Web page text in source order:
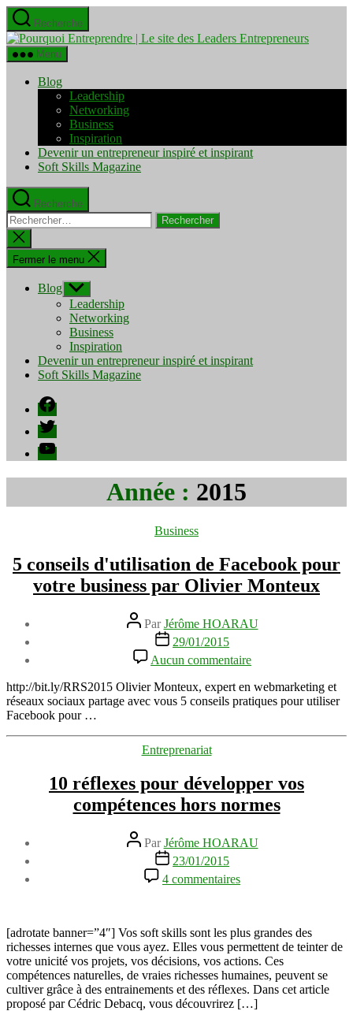
Aller
au
contenu
Recherche
Pourquoi
Menu
Blog
Leadership
Networking
Business
Inspiration
Devenir un entrepreneur inspiré et inspirant
Soft Skills Magazine
Recherche
Rechercher :
Fermer
la
recherche
Fermer le menu
Blog Afficher
le
sous-
menu
Leadership
Networking
Business
Inspiration
Devenir un entrepreneur inspiré et inspirant
Soft Skills Magazine
Facebook
Twitter
YouTube
Année : 2015
Catégories
Business
5 conseils d'utilisation de Facebook pour
votre business par Olivier Monteux
Auteur
de
l’article
ParJérôme HOARAU
Date
l’article
29/01/2015
Aucun commentaire
5
conseils
d'utilisation
de
pour
par
Olivier
Monteux
http://bit.ly/RRS2015 Olivier Monteux, expert en webmarketing et
réseaux sociaux partage avec vous 5 conseils pratiques pour utiliser
Facebook pour …
Catégories
Entreprenariat
10 réflexes pour développer vos
compétences hors normes
Auteur
de
l’article
ParJérôme HOARAU
Date
de
l’article
23/01/2015
4 commentaires
10
développer
vos
compétences
hors
normes
[adrotate banner=”4″] Vos soft skills sont les plus grandes des
richesses internes que vous ayez. Elles vous permettent de teinter de
votre unicité vos projets, vos décisions, vos actions. Ces
compétences naturelles, de vraies richesses humaines, peuvent se
cultiver grâce à des entrainements et des réflexes. Dans cet article
proposé par Cédric Debacq, vous découvrirez […]